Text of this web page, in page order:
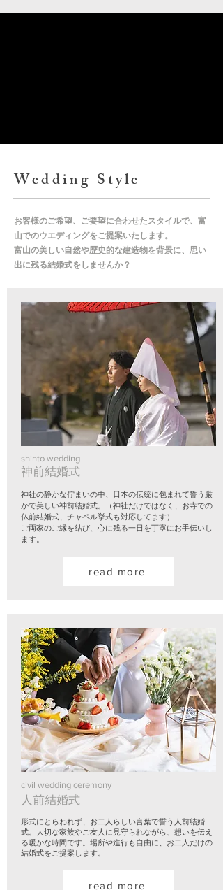
Wedding ​Style
お客様のご希望、ご要望に合わせたスタイルで、富
山でのウエディングをご提案いたします。
富山の美しい自然や歴史的な建造物を背景に、思い
出に残る結婚式をしませんか？
shinto wedding
神前結婚式
神社の静かな佇まいの中、日本の伝統に包まれて誓う厳
かで美しい神前結婚式。（神社だけではなく、お寺での
仏前結婚式、チャペル挙式も対応してます）
​ご両家のご縁を結び、心に残る一日を丁寧にお手伝いし
ます。
read more
civil wedding ceremony
人前結婚式
​形式にとらわれず、お二人らしい言葉で誓う人前結婚
式。大切な家族やご友人に見守られながら、想いを伝え
る暖かな時間です。場所や進行も自由に、お二人だけの
結婚式をご提案します。
read more